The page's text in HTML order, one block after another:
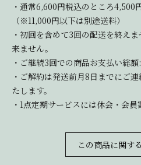
・通常6,600円税込のところ4,500
（※11,000円以下は別途送料）
・初回を含めて3回の配送を終え
来ません。
・ご継続3回での商品お支払い総
・ご解約は発送前月8日までにご
たします。
・1点定期サービスには休会・会員
この商品に関す